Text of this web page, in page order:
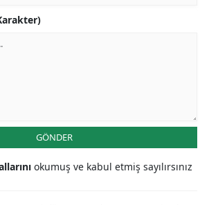
GÖNDER
okumuş ve kabul etmiş sayılırsınız